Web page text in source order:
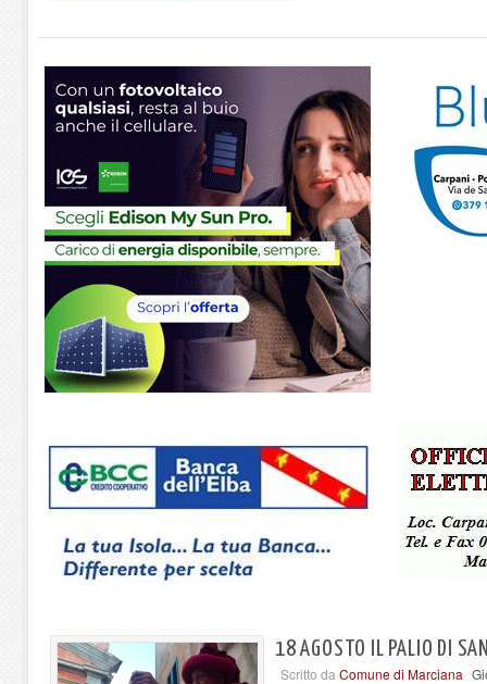
18 AGOSTO IL PALIO DI
Scritto da Comune di Marciana